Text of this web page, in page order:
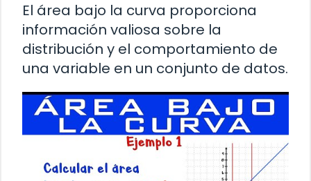
El área bajo la curva proporciona
información valiosa sobre la
distribución y el comportamiento de
una variable en un conjunto de datos.